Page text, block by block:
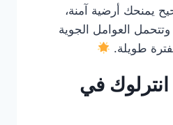
يمنحك أرضية آمنة،
العوامل الجوية
طويلة.
في